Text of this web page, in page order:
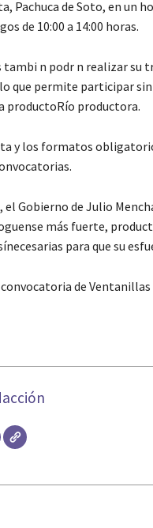
Pachuca de Soto, en un
de 10:00 a 14:00 horas.
tambi n podr n realizar
que permite participar
productoRío productora.
y los formatos
el Gobierno de Julio
más fuerte,
para que su
convocatoria de